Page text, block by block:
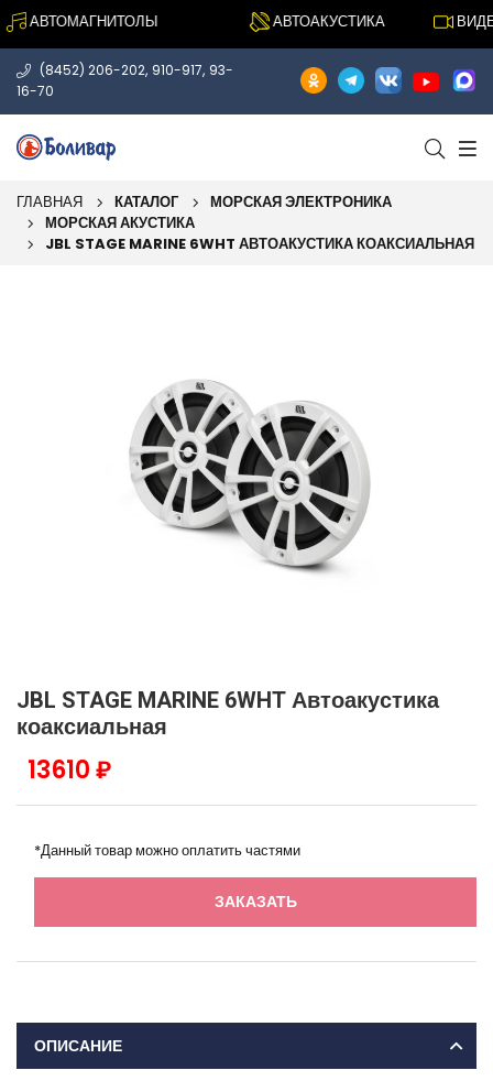
АВТОМАГНИТОЛЫ АВТОАКУСТИКА
(8452) 206-202, 910-917, 93-
16-70
ГЛАВНАЯ КАТАЛОГ
МОРСКАЯ ЭЛЕКТРОНИКА
МОРСКАЯ АКУСТИКА
JBL STAGE MARINE 6WHT АВТОАКУСТИКА КОАКСИАЛЬНАЯ
JBL STAGE MARINE 6WHT Автоакустика
коаксиальная
13610 ₽
*Данный товар можно оплатить частями
ЗАКАЗАТЬ
ОПИСАНИЕ